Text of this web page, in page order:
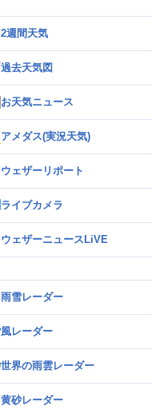
2週間天気
過去天気図
お天気ニュース
アメダス(実況天気)
ウェザーリポート
ライブカメラ
ウェザーニュースLiVE
雨雪レーダー
風レーダー
世界の雨雲レーダー
黄砂レーダー